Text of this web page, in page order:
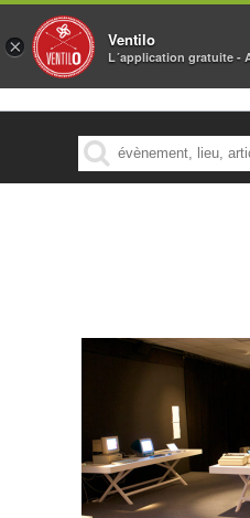
MENU
× Ventilo
L´application gratuite -